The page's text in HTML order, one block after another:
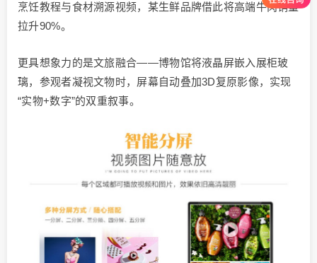
烹饪教程与食材溯源视频，某生鲜品牌借此将高端牛肉销量
拉升90%。
更具想象力的是文旅融合——博物馆将液晶屏嵌入展柜玻
璃，参观者凝视文物时，屏幕自动叠加3D复原影像，实现
“实物+数字”的双重叙事。